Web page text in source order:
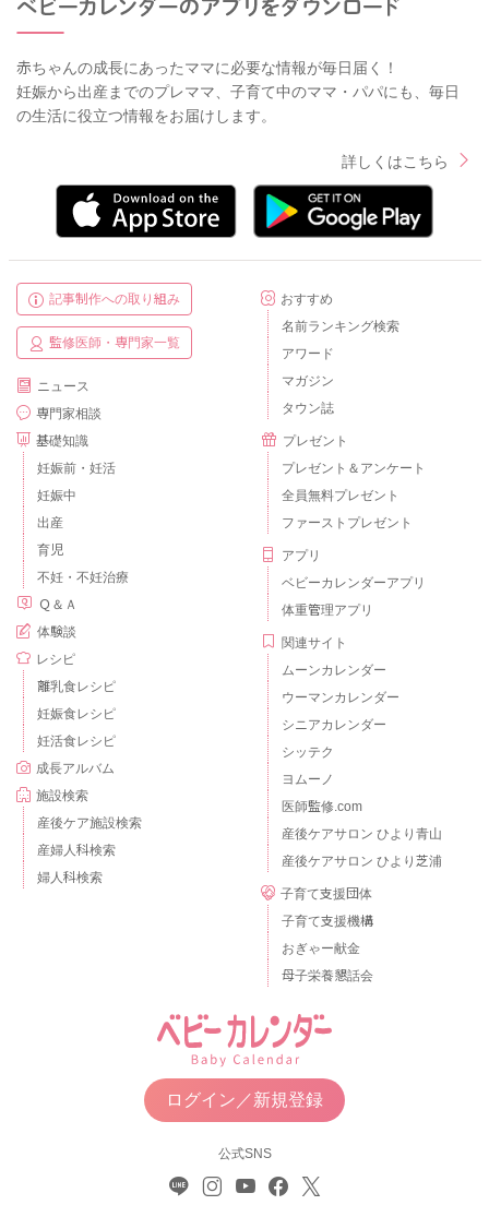
赤ちゃんの成長にあったママに必要な情報が毎日届く！
妊娠から出産までのプレママ、子育て中のママ・パパにも、毎日
の生活に役立つ情報をお届けします。
詳しくはこちら
記事制作への取り組み
監修医師・専門家一覧
ニュース
専門家相談
基礎知識
妊娠前・妊活
妊娠中
出産
育児
不妊・不妊治療
Ｑ＆Ａ
体験談
レシピ
離乳食レシピ
妊娠食レシピ
妊活食レシピ
成長アルバム
施設検索
産後ケア施設検索
産婦人科検索
婦人科検索
おすすめ
名前ランキング検索
アワード
マガジン
タウン誌
プレゼント
プレゼント＆アンケート
全員無料プレゼント
ファーストプレゼント
アプリ
ベビーカレンダーアプリ
体重管理アプリ
関連サイト
ムーンカレンダー
ウーマンカレンダー
シニアカレンダー
シッテク
ヨムーノ
医師監修.com
産後ケアサロン ひより青山
産後ケアサロン ひより芝浦
子育て支援団体
子育て支援機構
おぎゃー献金
母子栄養懇話会
ログイン／新規登録
公式SNS